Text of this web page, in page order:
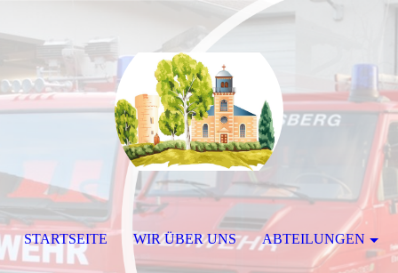
STARTSEITE WIR ÜBER UNS ABTEILUNGEN